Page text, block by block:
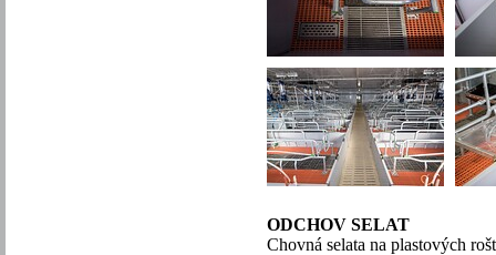
ODCHOV SELAT
Chovná selata na plastových